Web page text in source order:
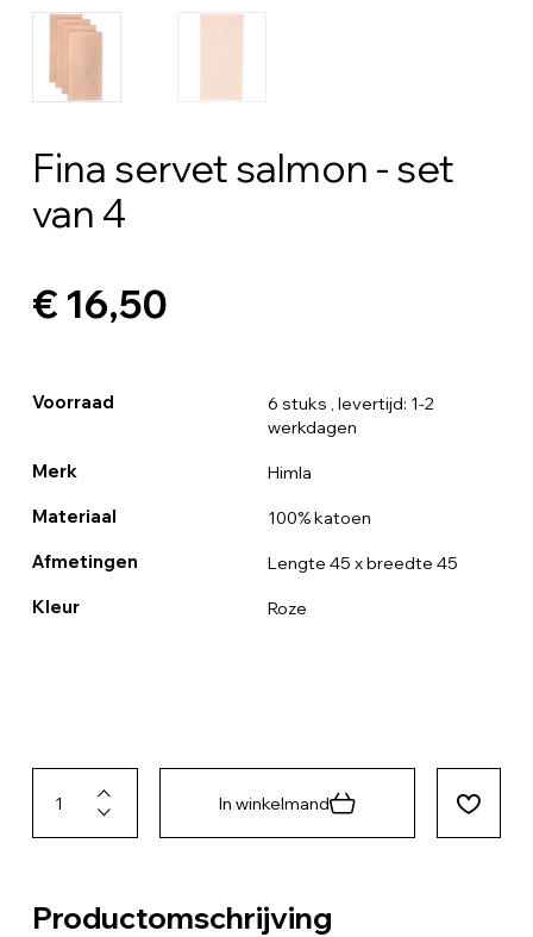
Fina servet salmon - set
van 4
€ 16,50
Voorraad 6 stuks , levertijd: 1-2
werkdagen
Merk Himla
Materiaal 100% katoen
Afmetingen Lengte 45 x breedte 45
Kleur Roze
In winkelmand
Productomschrijving